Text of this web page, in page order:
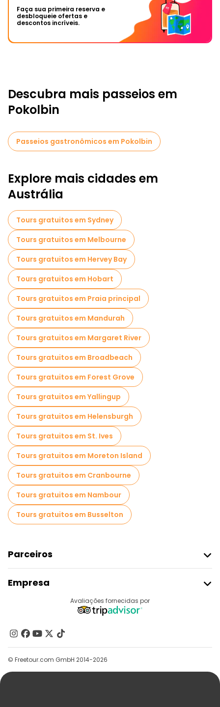
Faça sua primeira reserva e
desbloqueie ofertas e
descontos incríveis.
Descubra mais passeios em
Pokolbin
Passeios gastronômicos em Pokolbin
Explore mais cidades em
Austrália
Tours gratuitos em Sydney
Tours gratuitos em Melbourne
Tours gratuitos em Hervey Bay
Tours gratuitos em Hobart
Tours gratuitos em Praia principal
Tours gratuitos em Mandurah
Tours gratuitos em Margaret River
Tours gratuitos em Broadbeach
Tours gratuitos em Forest Grove
Tours gratuitos em Yallingup
Tours gratuitos em Helensburgh
Tours gratuitos em St. Ives
Tours gratuitos em Moreton Island
Tours gratuitos em Cranbourne
Tours gratuitos em Nambour
Tours gratuitos em Busselton
Parceiros
Registo Do Fornecedor
Programa De Afiliados
Empresa
Contacte-Nos
Grupos
Ajuda
Avaliações fornecidas por
© Freetour.com GmbH 2014-2026